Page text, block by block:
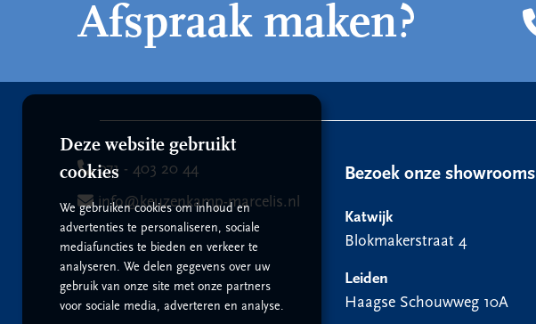
Afspraak maken?
071 - 403 20 44
info@keuzenkamp-marcelis.nl
Bezoek onze showrooms
Katwijk
Blokmakerstraat 4
Leiden
Haagse Schouwweg 10A
Deze website gebruikt
cookies
We gebruiken cookies om inhoud en
advertenties te personaliseren, sociale
mediafuncties te bieden en verkeer te
analyseren. We delen gegevens over uw
gebruik van onze site met onze partners
voor sociale media, adverteren en analyse.